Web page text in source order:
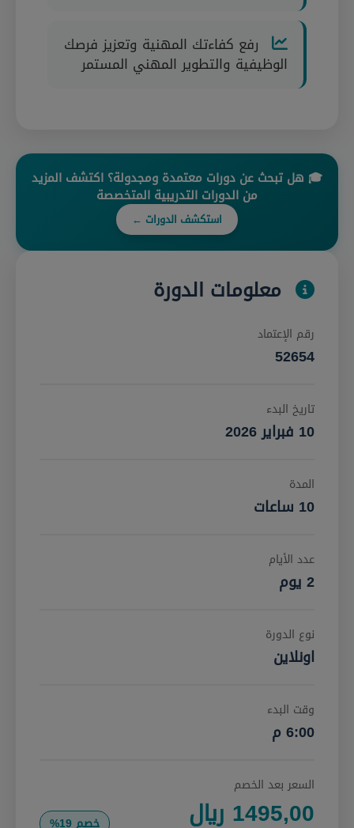
رفع كفاءتك المهنية وتعزيز فرصك
الوظيفية والتطوير المهني المستمر
🎓 هل تبحث عن دورات معتمدة ومجدولة؟ اكتشف المزيد
من الدورات التدريبية المتخصصة
استكشف الدورات ←
معلومات الدورة
رقم الإعتماد
52654
تاريخ البدء
10 فبراير 2026
المدة
10 ساعات
عدد الأيام
2 يوم
نوع الدورة
اونلاين
وقت البدء
6:00 م
السعر بعد الخصم
1495,00 ريال خصم 19%